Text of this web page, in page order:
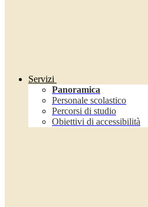
Servizi
Panoramica
Personale scolastico
Percorsi di studio
Obiettivi di accessibilità